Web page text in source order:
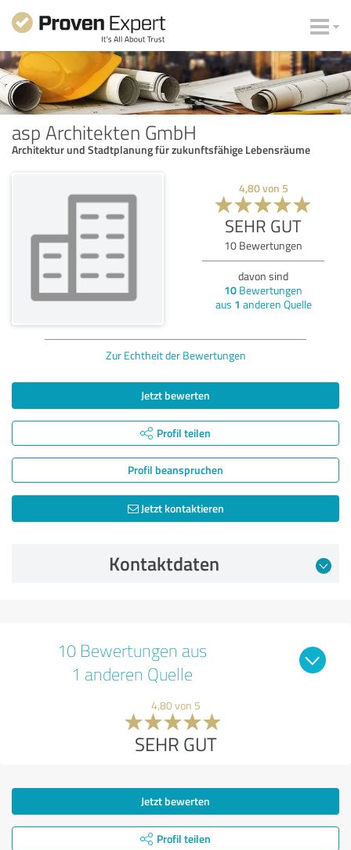
asp Architekten GmbH
Architektur und Stadtplanung für zukunftsfähige Lebensräume
4,80von 5
SEHR GUT
10 Bewertungen
davon sind
10 Bewertungen
aus 1 anderen Quelle
Zur Echtheit der Bewertungen
Jetzt bewerten
Profil teilen
Profil beanspruchen
Jetzt kontaktieren
Kontaktdaten
10 Bewertungen aus
1 anderen Quelle
4,80 von 5
SEHR GUT
Jetzt bewerten
Profil teilen